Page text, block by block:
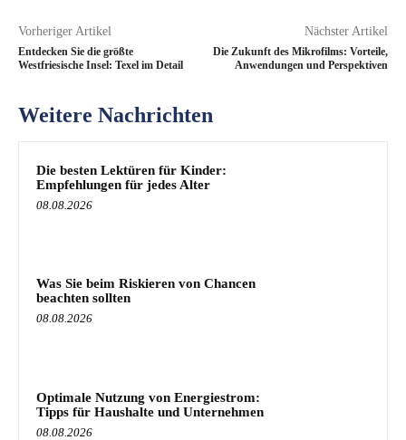
Vorheriger Artikel
Entdecken Sie die größte
Westfriesische Insel: Texel im Detail
Nächster Artikel
Die Zukunft des Mikrofilms: Vorteile,
Anwendungen und Perspektiven
Weitere Nachrichten
Die besten Lektüren für Kinder:
Empfehlungen für jedes Alter
08.08.2026
Was Sie beim Riskieren von Chancen
beachten sollten
08.08.2026
Optimale Nutzung von Energiestrom:
Tipps für Haushalte und Unternehmen
08.08.2026